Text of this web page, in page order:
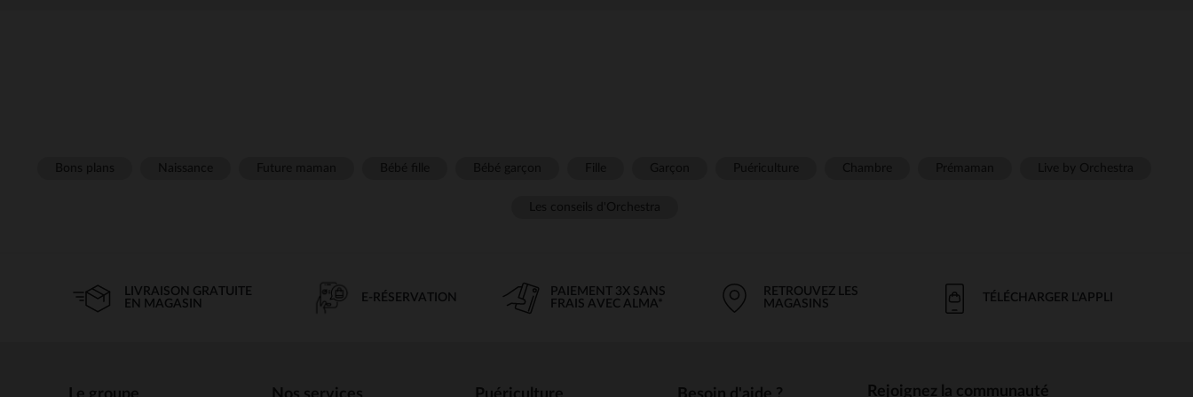
LIVRAISON GRATUITE
EN MAGASIN
E-RÉSERVATION
PAIEMENT 3X SANS
FRAIS AVEC ALMA*
RETROUVEZ LES
MAGASINS
TÉLÉCHARGER L'APPLI
Rejoignez la communauté